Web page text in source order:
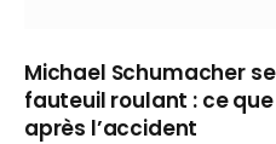
Michael Schumacher
fauteuil roulant : ce que
après l’accident